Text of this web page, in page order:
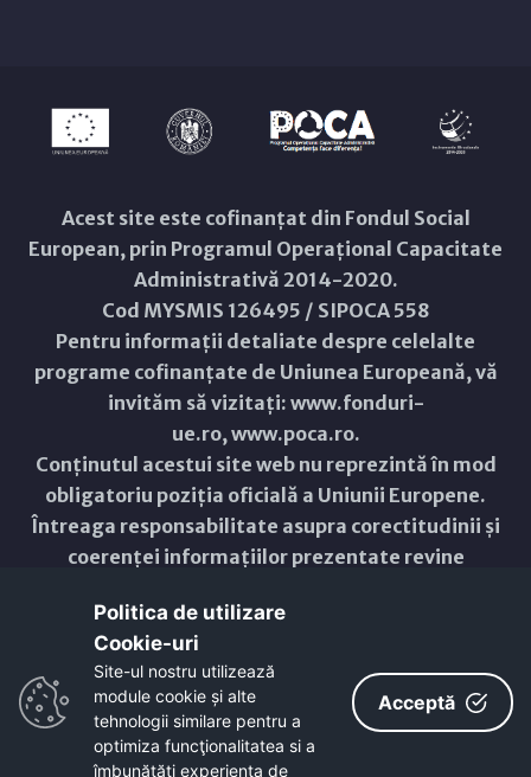
Acest site este cofinanțat din Fondul Social
European, prin Programul Operațional Capacitate
Administrativă 2014-2020.
Cod MYSMIS 126495 / SIPOCA 558
Pentru informații detaliate despre celelalte
programe cofinanțate de Uniunea Europeană, vă
invităm să vizitați: www.fonduri-
ue.ro, www.poca.ro.
Conținutul acestui site web nu reprezintă în mod
obligatoriu poziția oficială a Uniunii Europene.
Întreaga responsabilitate asupra corectitudinii și
coerenței informațiilor prezentate revine
Copyright © 2021 - 2026 -
ResponsiveVoice
Non-Commercial License
Politica de utilizare
Cookie-uri‎
Site-ul nostru utilizează
module cookie și alte
tehnologii similare pentru a
optimiza funcţionalitatea si a
îmbunătăţi experienţa de
Acceptă